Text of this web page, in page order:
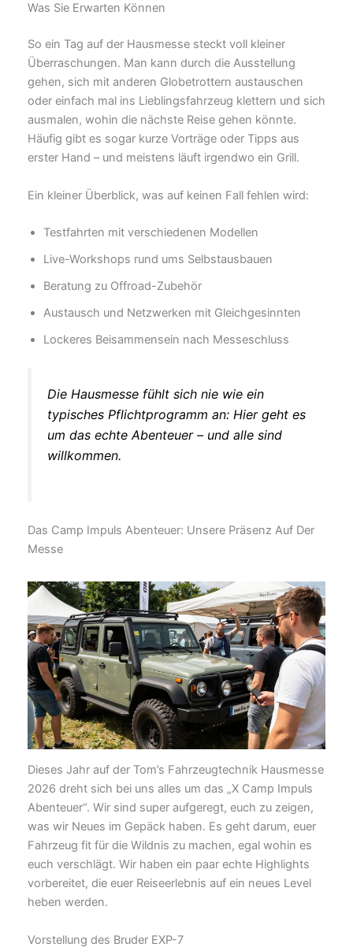
Was Sie Erwarten Können
So ein Tag auf der Hausmesse steckt voll kleiner
Überraschungen. Man kann durch die Ausstellung
gehen, sich mit anderen Globetrottern austauschen
oder einfach mal ins Lieblingsfahrzeug klettern und sich
ausmalen, wohin die nächste Reise gehen könnte.
Häufig gibt es sogar kurze Vorträge oder Tipps aus
erster Hand – und meistens läuft irgendwo ein Grill.
Ein kleiner Überblick, was auf keinen Fall fehlen wird:
Testfahrten mit verschiedenen Modellen
Live-Workshops rund ums Selbstausbauen
Beratung zu Offroad-Zubehör
Austausch und Netzwerken mit Gleichgesinnten
Lockeres Beisammensein nach Messeschluss
Die Hausmesse fühlt sich nie wie ein
typisches Pflichtprogramm an: Hier geht es
um das echte Abenteuer – und alle sind
willkommen.
Das Camp Impuls Abenteuer: Unsere Präsenz Auf Der
Messe
Dieses Jahr auf der Tom’s Fahrzeugtechnik Hausmesse
2026 dreht sich bei uns alles um das „X Camp Impuls
Abenteuer“. Wir sind super aufgeregt, euch zu zeigen,
was wir Neues im Gepäck haben. Es geht darum, euer
Fahrzeug fit für die Wildnis zu machen, egal wohin es
euch verschlägt. Wir haben ein paar echte Highlights
vorbereitet, die euer Reiseerlebnis auf ein neues Level
heben werden.
Vorstellung des Bruder EXP-7